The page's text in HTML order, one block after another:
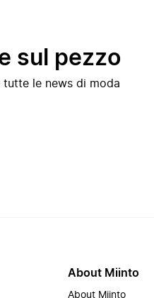
sul pezzo
le news di moda
About Miinto
About Miinto